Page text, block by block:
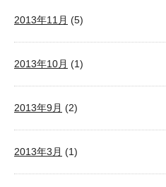
2013年11月 (5)
2013年10月 (1)
2013年9月 (2)
2013年3月 (1)